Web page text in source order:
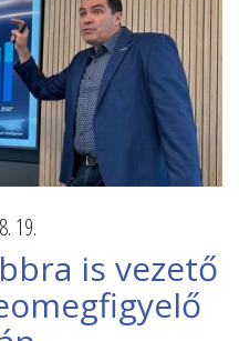
19.
is vezető